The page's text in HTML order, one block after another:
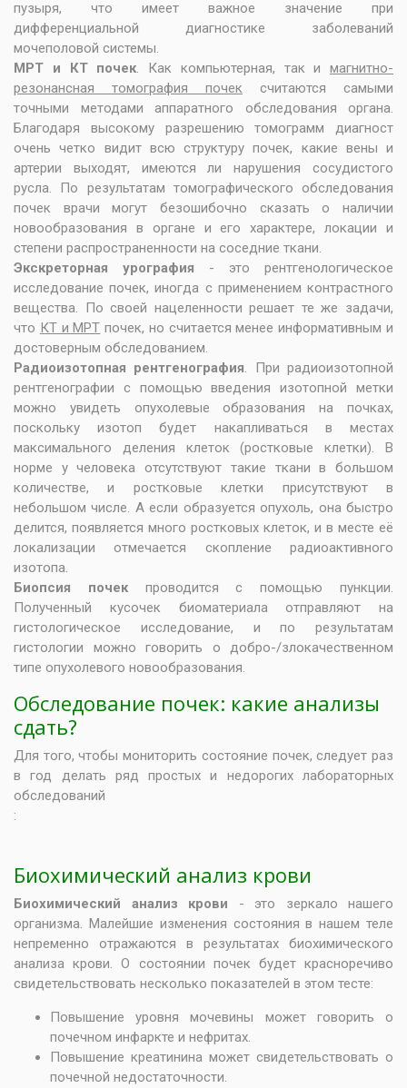
пузыря, что имеет важное значение при
дифференциальной диагностике заболеваний
мочеполовой системы.
МРТ и КТ почек. Как компьютерная, так и магнитно-
резонансная томография почек считаются самыми
точными методами аппаратного обследования органа.
Благодаря высокому разрешению томограмм диагност
очень четко видит всю структуру почек, какие вены и
артерии выходят, имеются ли нарушения сосудистого
русла. По результатам томографического обследования
почек врачи могут безошибочно сказать о наличии
новообразования в органе и его характере, локации и
степени распространенности на соседние ткани.
Экскреторная урография - это рентгенологическое
исследование почек, иногда с применением контрастного
вещества. По своей нацеленности решает те же задачи,
что КТ и МРТ почек, но считается менее информативным и
достоверным обследованием.
Радиоизотопная рентгенография. При радиоизотопной
рентгенографии с помощью введения изотопной метки
можно увидеть опухолевые образования на почках,
поскольку изотоп будет накапливаться в местах
максимального деления клеток (ростковые клетки). В
норме у человека отсутствуют такие ткани в большом
количестве, и ростковые клетки присутствуют в
небольшом числе. А если образуется опухоль, она быстро
делится, появляется много ростковых клеток, и в месте её
локализации отмечается скопление радиоактивного
изотопа.
Биопсия почекпроводится с помощью пункции.
Полученный кусочек биоматериала отправляют на
гистологическое исследование, и по результатам
гистологии можно говорить о добро-/злокачественном
типе опухолевого новообразования.
Обследование почек: какие анализы
сдать?
Для того, чтобы мониторить состояние почек, следует раз
в год делать ряд простых и недорогих лабораторных
обследований
:
Биохимический анализ крови
Биохимический анализ крови - это зеркало нашего
организма. Малейшие изменения состояния в нашем теле
непременно отражаются в результатах биохимического
анализа крови. О состоянии почек будет красноречиво
свидетельствовать несколько показателей в этом тесте:
Повышение уровня мочевины может говорить о
почечном инфаркте и нефритах.
Повышение креатинина может свидетельствовать о
почечной недостаточности.